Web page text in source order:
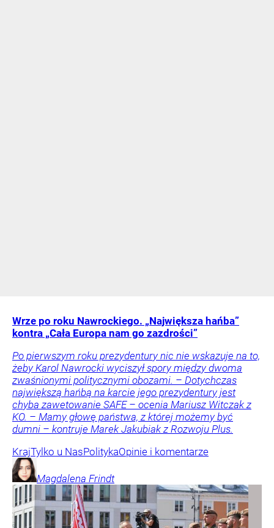
Wrze po roku Nawrockiego. „Największa hańba”
kontra „Cała Europa nam go zazdrości”
Po pierwszym roku prezydentury nic nie wskazuje na to,
żeby Karol Nawrocki wyciszył spory między dwoma
zwaśnionymi politycznymi obozami. – Dotychczas
największą hańbą na karcie jego prezydentury jest
chyba zawetowanie SAFE – ocenia Mariusz Witczak z
KO. – Mamy głowę państwa, z której możemy być
dumni – kontruje Marek Jakubiak z Rozwoju Plus.
KrajTylko u NasPolitykaOpinie i komentarze
Magdalena Frindt